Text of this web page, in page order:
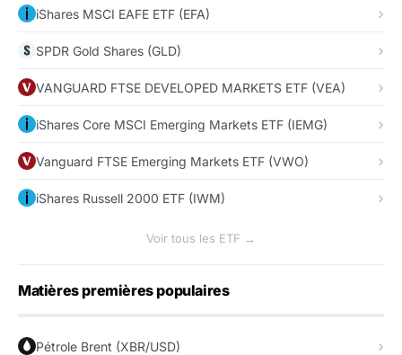
iShares MSCI EAFE ETF (EFA)
SPDR Gold Shares (GLD)
VANGUARD FTSE DEVELOPED MARKETS ETF (VEA)
iShares Core MSCI Emerging Markets ETF (IEMG)
Vanguard FTSE Emerging Markets ETF (VWO)
iShares Russell 2000 ETF (IWM)
Voir tous les ETF →
Matières premières populaires
Pétrole Brent (XBR/USD)